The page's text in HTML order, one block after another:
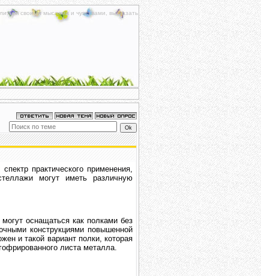
своими мыслями и чувствами, высказать
практического применения,
могут иметь различную
оснащаться как полками без
конструкциями повышенной
и такой вариант полки, которая
листа металла.